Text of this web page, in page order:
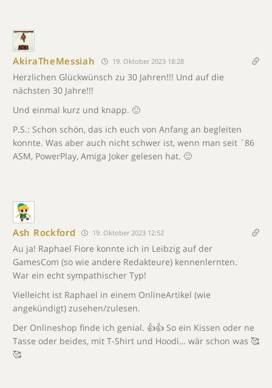
AkiraTheMessiah 19. Oktober 2023 18:28
Herzlichen Glückwünsch zu 30 Jahren!!! Und auf die
nächsten 30 Jahre!!!
Und einmal kurz und knapp. 🙂
P.S.: Schon schön, das ich euch von Anfang an begleiten
konnte. Was aber auch nicht schwer ist, wenn man seit ´86
ASM, PowerPlay, Amiga Joker gelesen hat. 🙂
Ash Rockford 19. Oktober 2023 12:52
Au ja! Raphael Fiore konnte ich in Leibzig auf der
GamesCom (so wie andere Redakteure) kennenlernten.
War ein echt sympathischer Typ!
Vielleicht ist Raphael in einem OnlineArtikel (wie
angekündigt) zusehen/zulesen.
Der Onlineshop finde ich genial. 👍👍 So ein Kissen oder ne
Tasse oder beides, mit T-Shirt und Hoodi… wär schon was 🥰
🥰